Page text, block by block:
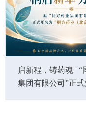
启新程，铸药魂 | “
集团有限公司”正